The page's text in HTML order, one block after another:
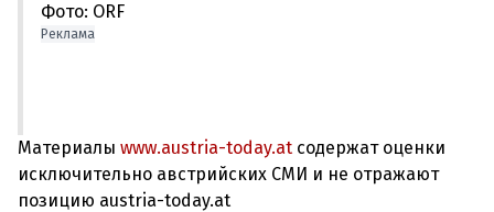
Фото: ORF
Реклама
Материалы www.austria-today.at содержат оценки
исключительно австрийских СМИ и не отражают
позицию austria-today.at